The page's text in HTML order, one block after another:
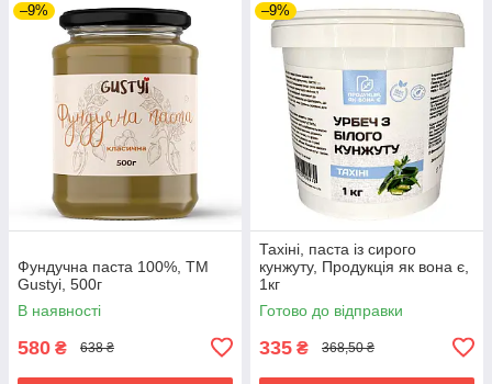
–9%
Фундучна паста 100%, ТМ
Gustyi, 500г
В наявності
580 ₴ 638 ₴
–9%
Тахіні, паста із сирого
кунжуту, Продукція як вона є,
1кг
Готово до відправки
335 ₴ 368,50 ₴